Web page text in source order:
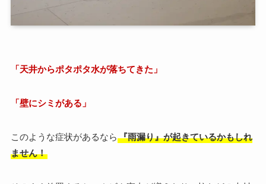
「天井からポタポタ水が落ちてきた」
「壁にシミがある」
このような症状があるなら 『雨漏り』が起きているかもしれ
ません！